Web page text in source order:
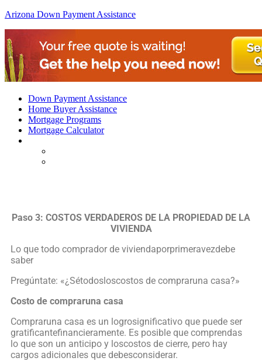
Arizona Down Payment Assistance
Down Payment Assistance
Home Buyer Assistance
Mortgage Programs
Mortgage Calculator
Paso 3: COSTOS VERDADEROS DE LA PROPIEDAD DE LA
VIVIENDA
Lo que todo comprador de viviendaporprimeravezdebe
saber
Pregúntate: «¿Sétodosloscostos de compraruna casa?»
Costo de compraruna casa
Compraruna casa es un logrosignificativo que puede ser
gratificantefinancieramente. Es posible que comprendas
lo que son un anticipo y loscostos de cierre, pero hay
cargos adicionales que debesconsiderar.